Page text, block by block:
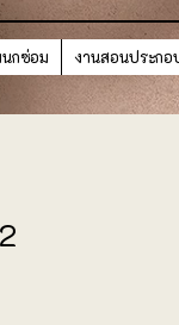
กซ่อม งานสอนประก